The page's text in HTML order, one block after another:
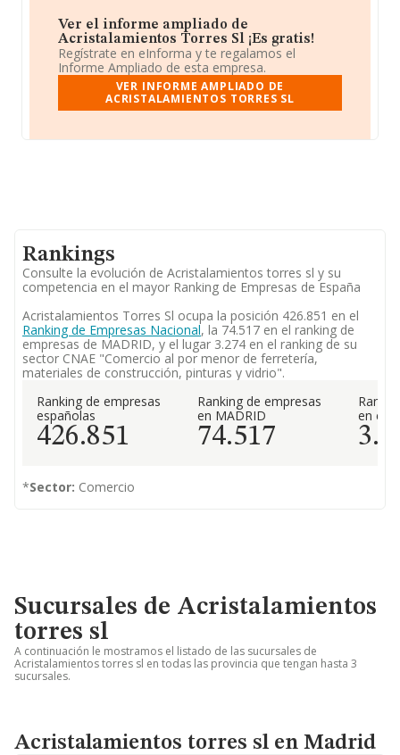
Ver el informe ampliado de
Acristalamientos Torres Sl ¡Es gratis!
Regístrate en eInforma y te regalamos el
Informe Ampliado de esta empresa.
VER INFORME AMPLIADO DE
ACRISTALAMIENTOS TORRES SL
Rankings
Consulte la evolución de Acristalamientos torres sl y su
competencia en el mayor Ranking de Empresas de España
Acristalamientos Torres Sl ocupa la posición 426.851 en el
Ranking de Empresas Nacional, la 74.517 en el ranking de
empresas de MADRID, y el lugar 3.274 en el ranking de su
sector CNAE "Comercio al por menor de ferretería,
materiales de construcción, pinturas y vidrio".
Ranking de empresas
españolas
426.851
Ranking de empresas
en MADRID
74.517
en el
*Sector: Comercio
Sucursales de Acristalamientos
torres sl
A continuación le mostramos el listado de las sucursales de
Acristalamientos torres sl en todas las provincia que tengan hasta 3
sucursales.
Acristalamientos torres sl en Madrid